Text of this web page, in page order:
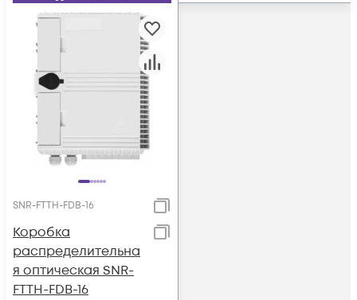
SNR-FTTH-FDB-16
Коробка
распределительна
я оптическая SNR-
FTTH-FDB-16